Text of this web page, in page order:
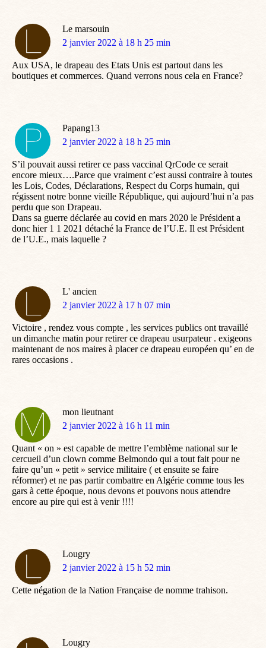
Le marsouin
dit
2 janvier 2022 à 18 h 25 min
Aux USA, le drapeau des Etats Unis est partout dans les
boutiques et commerces. Quand verrons nous cela en France?
Papang13
dit
2 janvier 2022 à 18 h 25 min
S’il pouvait aussi retirer ce pass vaccinal QrCode ce serait
encore mieux….Parce que vraiment c’est aussi contraire à toutes
les Lois, Codes, Déclarations, Respect du Corps humain, qui
régissent notre bonne vieille République, qui aujourd’hui n’a pas
perdu que son Drapeau.
Dans sa guerre déclarée au covid en mars 2020 le Président a
donc hier 1 1 2021 détaché la France de l’U.E. Il est Président
de l’U.E., mais laquelle ?
L' ancien
dit
2 janvier 2022 à 17 h 07 min
Victoire , rendez vous compte , les services publics ont travaillé
un dimanche matin pour retirer ce drapeau usurpateur . exigeons
maintenant de nos maires à placer ce drapeau européen qu’ en de
rares occasions .
mon lieutnant
dit
2 janvier 2022 à 16 h 11 min
Quant « on » est capable de mettre l’emblème national sur le
cercueil d’un clown comme Belmondo qui a tout fait pour ne
faire qu’un « petit » service militaire ( et ensuite se faire
réformer) et ne pas partir combattre en Algérie comme tous les
gars à cette époque, nous devons et pouvons nous attendre
encore au pire qui est à venir !!!!
Lougry
dit
2 janvier 2022 à 15 h 52 min
Cette négation de la Nation Française de nomme trahison.
Lougry